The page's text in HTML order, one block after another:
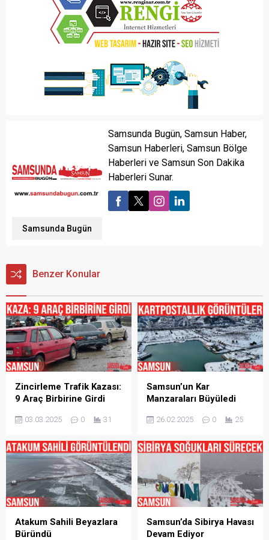
Samsunda Bugün
Samsunda Bugün, Samsun Haber,
Samsun Haberleri, Samsun Bölge
Haberleri ve Samsun Son Dakika
Haberleri Sunar.
Benzer Konular
Zincirleme Trafik Kazası:
9 Araç Birbirine Girdi
03.03.2025 0 31
Samsun’un Kar
Manzaraları Büyüledi
26.02.2025 0 25
Atakum Sahili Beyazlara
Büründü
Samsun’da Sibirya Havası
Devam Ediyor